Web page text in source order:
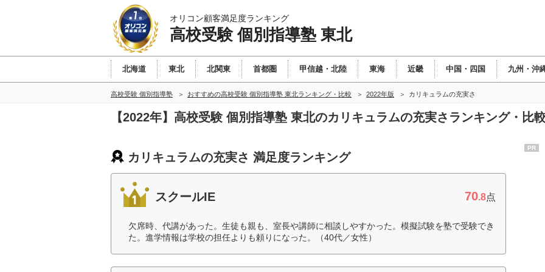
オリコン顧客満足度ランキング
高校受験 個別指導塾 東北
北海道 東北 北関東 首都圏 甲信越・北陸 東海 近畿 中国・四国 九州・沖
高校受験 個別指導塾 おすすめの高校受験 個別指導塾 東北ランキング・比較 2022年版 カリキュラムの充実さ
【2022年】高校受験 個別指導塾 東北のカリキュラムの充実さランキング・比
カリキュラムの充実さ 満足度ランキング
スクールIE 70.8点
欠席時、代講があった。生徒も親も、室長や講師に相談しやすかった。模擬試験を塾で受験でき
た。進学情報は学校の担任よりも頼りになった。（40代／女性）
PR